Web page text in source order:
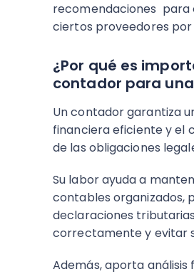
recomendaciones para
ciertos proveedores por
¿Por qué es
contador para
Un contador garantiza
financiera eficiente y el
de las obligaciones
Su labor ayuda a
contables organizados,
declaraciones tributarias
correctamente y evitar
Además, aporta análisis